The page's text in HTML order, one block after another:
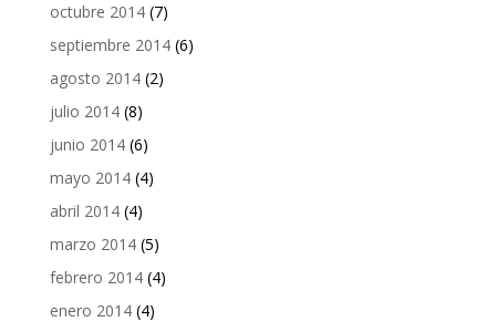
octubre 2014(7)
septiembre 2014(6)
agosto 2014(2)
julio 2014(8)
junio 2014(6)
mayo 2014(4)
abril 2014(4)
marzo 2014(5)
febrero 2014(4)
enero 2014(4)